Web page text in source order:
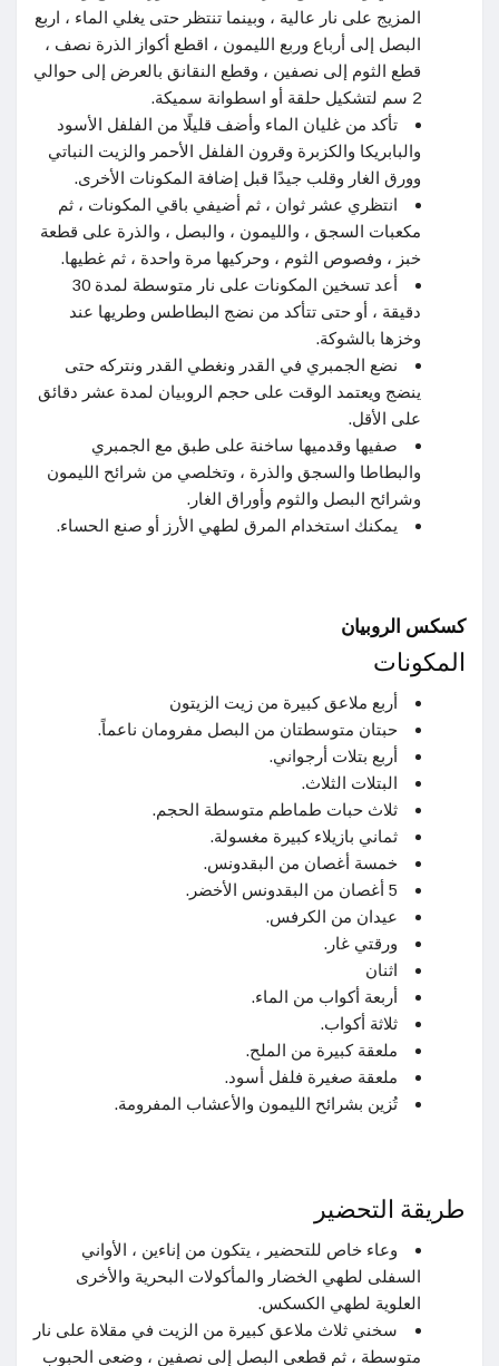
المزيج على نار عالية ، وبينما تنتظر حتى يغلي الماء ، اربع
البصل إلى أرباع وربع الليمون ، اقطع أكواز الذرة نصف ،
قطع الثوم إلى نصفين ، وقطع النقانق بالعرض إلى حوالي
2 سم لتشكيل حلقة أو اسطوانة سميكة.
تأكد من غليان الماء وأضف قليلًا من الفلفل الأسود
والبابريكا والكزبرة وقرون الفلفل الأحمر والزيت النباتي
وورق الغار وقلب جيدًا قبل إضافة المكونات الأخرى.
انتظري عشر ثوان ، ثم أضيفي باقي المكونات ، ثم
مكعبات السجق ، والليمون ، والبصل ، والذرة على قطعة
خبز ، وفصوص الثوم ، وحركيها مرة واحدة ، ثم غطيها.
أعد تسخين المكونات على نار متوسطة لمدة 30
دقيقة ، أو حتى تتأكد من نضج البطاطس وطريها عند
وخزها بالشوكة.
نضع الجمبري في القدر ونغطي القدر ونتركه حتى
ينضج ويعتمد الوقت على حجم الروبيان لمدة عشر دقائق
على الأقل.
صفيها وقدميها ساخنة على طبق مع الجمبري
والبطاطا والسجق والذرة ، وتخلصي من شرائح الليمون
وشرائح البصل والثوم وأوراق الغار.
يمكنك استخدام المرق لطهي الأرز أو صنع الحساء.
كسكس الروبيان
المكونات
أربع ملاعق كبيرة من زيت الزيتون
حبتان متوسطتان من البصل مفرومان ناعماً.
أربع بتلات أرجواني.
البتلات الثلاث.
ثلاث حبات طماطم متوسطة الحجم.
ثماني بازيلاء كبيرة مغسولة.
خمسة أغصان من البقدونس.
5 أغصان من البقدونس الأخضر.
عيدان من الكرفس.
ورقتي غار.
اثنان
أربعة أكواب من الماء.
ثلاثة أكواب.
ملعقة كبيرة من الملح.
ملعقة صغيرة فلفل أسود.
تُزين بشرائح الليمون والأعشاب المفرومة.
طريقة التحضير
وعاء خاص للتحضير ، يتكون من إناءين ، الأواني
السفلى لطهي الخضار والمأكولات البحرية والأخرى
العلوية لطهي الكسكس.
سخني ثلاث ملاعق كبيرة من الزيت في مقلاة على نار
متوسطة ، ثم قطعي البصل إلى نصفين ، وضعي الحبوب